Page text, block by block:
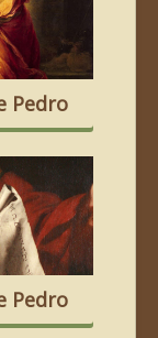
Pedro
Pedro